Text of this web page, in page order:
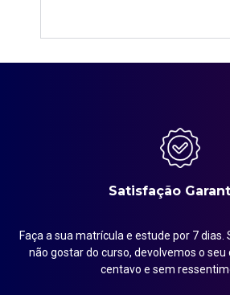
Satisfação
Faça a sua matrícula e estude por 7 dias.
não gostar do curso, devolvemos o
centavo e sem